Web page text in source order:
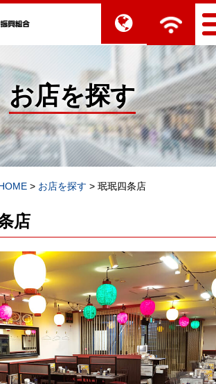
お店を探す
> お店を探す > 珉珉四条店
店